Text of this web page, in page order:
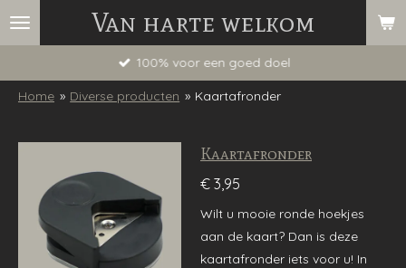
Ga
Van harte welkom
100% voor een goed doel
Home » Diverse producten » Kaartafronder
Kaartafronder
€ 3,95
Wilt u mooie ronde hoekjes
aan de kaart? Dan is deze
kaartafronder iets voor u! In